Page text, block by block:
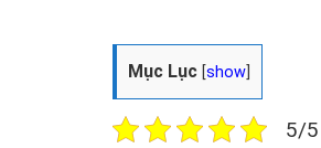
Mục Lục [show
5/5